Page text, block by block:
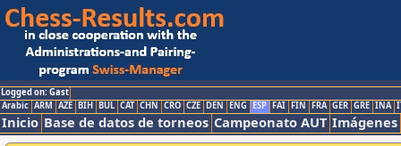
Logged on: Gast
Arabic ARM AZE BIH BUL CAT CHN CRO CZE DEN ENG ESP FAI FIN FRA GER GRE INA
Inicio Base de datos de torneos Campeonato AUT Imágenes